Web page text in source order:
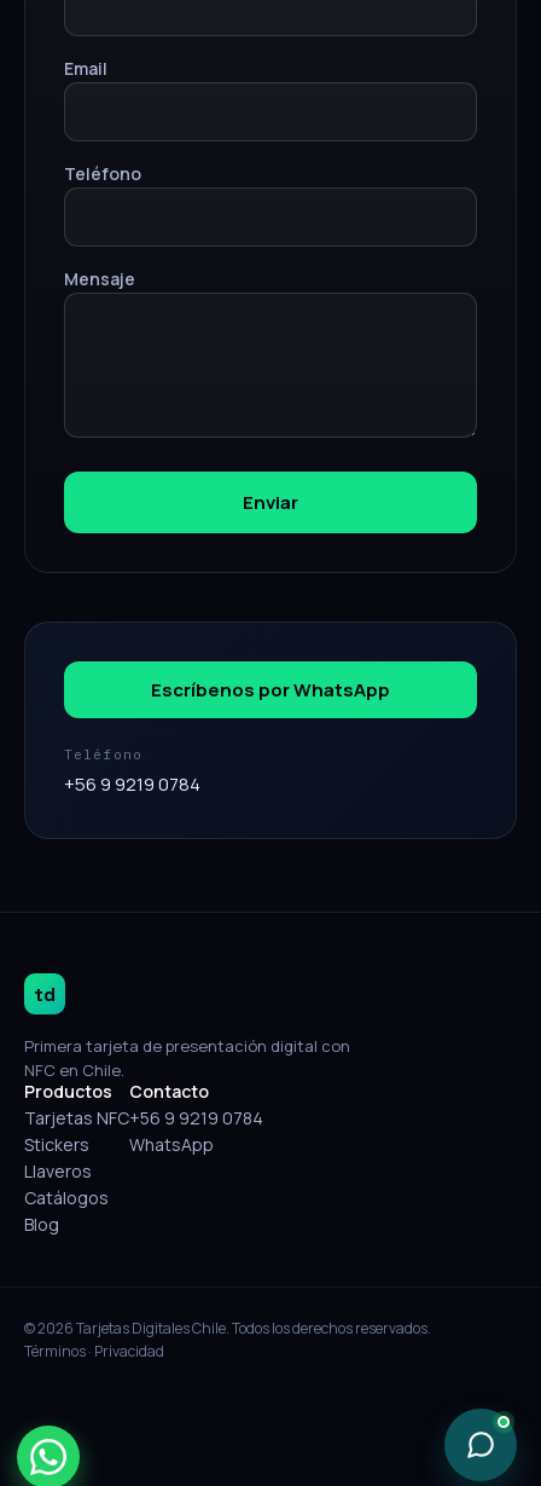
Email
Teléfono
Mensaje
Enviar
Escríbenos por WhatsApp
Teléfono
+56 9 9219 0784
td
Primera tarjeta de presentación digital con
NFC en Chile.
Productos
Tarjetas NFC
Stickers
Llaveros
Catálogos
Blog
Contacto
+56 9 9219 0784
WhatsApp
© 2026 Tarjetas Digitales Chile. Todos los derechos reservados.
Términos· Privacidad